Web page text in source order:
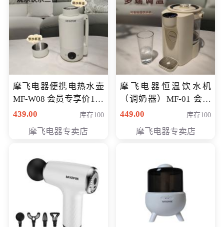
摩飞电器便携电热水壶
MF-W08 会员专享价198
元
439.00 库存100
摩飞电器专卖店
摩飞电器恒温饮水机
（调奶器）MF-01 会员
专享价366元
449.00 库存100
摩飞电器专卖店